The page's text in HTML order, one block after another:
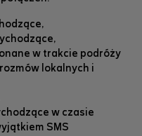
w trakcie podróży
lokalnych i
w czasie
SMS